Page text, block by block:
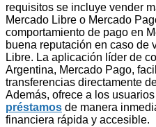
requisitos se incluye vender
Mercado Libre o Mercado
comportamiento de pago en
buena reputación en caso de
Libre. La aplicación líder de
Argentina, Mercado Pago,
transferencias directamente
Además, ofrece a los
préstamos de manera
financiera rápida y accesible.